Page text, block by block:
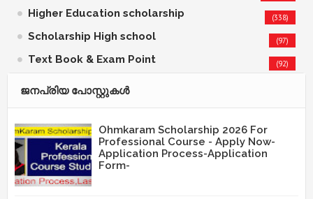
Higher Education scholarship (338)
Scholarship High school (97)
Text Book & Exam Point (92)
ജനപ്രിയ പോസ്റ്റുകള്‍‌
Ohmkaram Scholarship 2026 For
Professional Course - Apply Now-
Application Process-Application
Form-